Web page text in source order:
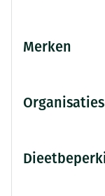
Merken
Organisaties